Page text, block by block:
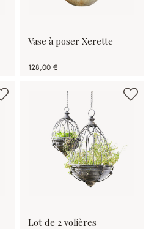
Vase à poser Xerette
128,00 €
Lot de 2 volières